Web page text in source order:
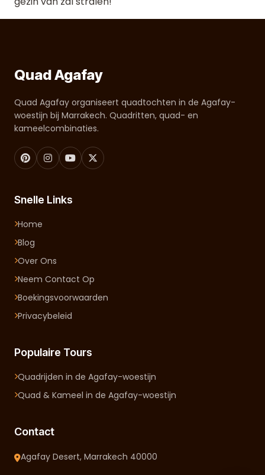
Quad Agafay
Quad Agafay organiseert quadtochten in de Agafay-
woestijn bij Marrakech. Quadritten, quad- en
kameelcombinaties.
Snelle Links
Home
Blog
Over Ons
Neem Contact Op
Boekingsvoorwaarden
Privacybeleid
Populaire Tours
Quadrijden in de Agafay-woestijn
Quad & Kameel in de Agafay-woestijn
Contact
Agafay Desert, Marrakech 40000